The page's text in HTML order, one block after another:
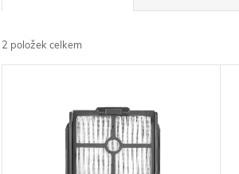
a
z
2 položek celkem